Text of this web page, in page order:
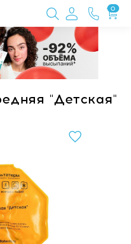
0
"Детская"